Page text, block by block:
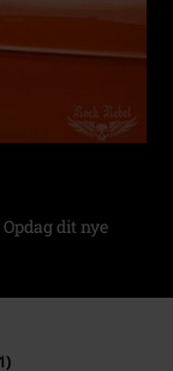
dit nye